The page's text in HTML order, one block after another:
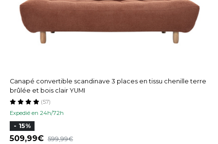
Canapé convertible scandinave 3 places en tissu chenille terre
brûlée et bois clair YUMI
Expedié en 24h/72h
(57)
- 15%
509,99 599,99